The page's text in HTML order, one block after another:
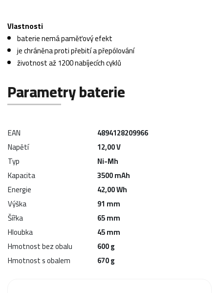
Vlastnosti
baterie nemá paměťový efekt
je chráněna proti přebití a přepólování
životnost až 1200 nabíjecích cyklů
Parametry baterie
EAN
4894128209966
Napětí
12,00 V
Typ
Ni-Mh
Kapacita
3500 mAh
Energie
42,00 Wh
Výška
91 mm
Šířka
65 mm
Hloubka
45 mm
Hmotnost bez obalu
600 g
Hmotnost s obalem
670 g